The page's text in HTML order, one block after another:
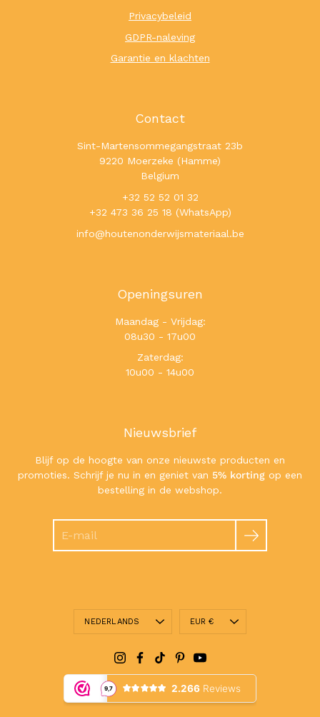
Privacybeleid
GDPR-naleving
Garantie en klachten
Contact
Sint-Martensommegangstraat 23b
9220 Moerzeke (Hamme)
Belgium
+32 52 52 01 32
+32 473 36 25 18 (WhatsApp)
info@houtenonderwijsmateriaal.be
Openingsuren
Maandag - Vrijdag:
08u30 - 17u00
Zaterdag:
10u00 - 14u00
Nieuwsbrief
Blijf op de hoogte van onze nieuwste producten en
promoties. Schrijf je nu in en geniet van 5% korting op een
bestelling in de webshop.
Taal
NEDERLANDS Valuta
EUR €